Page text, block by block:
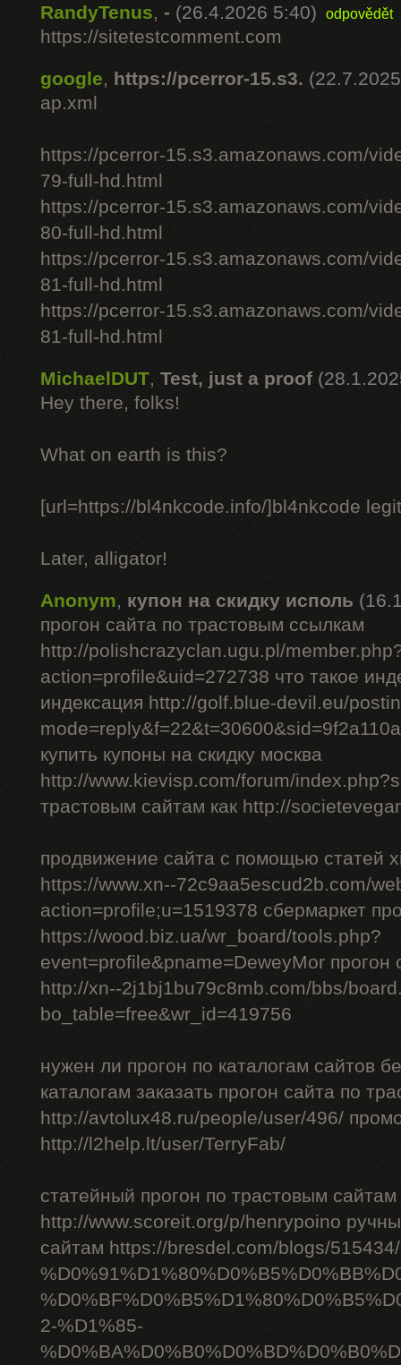
RandyTenus, - (26.4.2026 5:40) odpovědět
https://sitetestcomment.com
google, https://pcerror-15.s3.
ap.xml
https://pcerror-15.s3.amazonaws.com/
79-full-hd.html
https://pcerror-15.s3.amazonaws.com/
80-full-hd.html
https://pcerror-15.s3.amazonaws.com/
81-full-hd.html
https://pcerror-15.s3.amazonaws.com/
81-full-hd.html
MichaelDUT, Test, just a proof
Hey there, folks!
What on earth is this?
[url=https://bl4nkcode.info/]bl4nkcode
Later, alligator!
Anonym, купон на скидку исполь
прогон сайта по трастовым ссылкам
http://polishcrazyclan.ugu.pl/
action=profile&uid=272738 что такое
индексация http://golf.blue-devil.eu/
купить купоны на скидку москва
http://www.kievisp.com/forum/
трастовым сайтам как http://
продвижение сайта с помощью статей
https://www.xn--72c9aa5escud2b.com/
action=profile;u=1519378 сбермаркет
https://wood.biz.ua/wr_board/tools.php?
event=profile&pname=DeweyMor
http://xn--2j1bj1bu79c8mb.com/bbs/
bo_table=free&wr_id=419756
нужен ли прогон по каталогам сайтов
каталогам заказать прогон сайта по
http://avtolux48.ru/people/user/496/
http://l2help.lt/user/TerryFab/
статейный прогон по трастовым сайтам
http://www.scoreit.org/p/henrypoino
сайтам https://bresdel.com/blogs/
2-%D1%85-